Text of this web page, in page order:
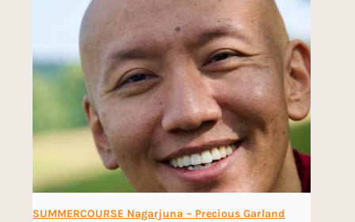
SUMMERCOURSE Nagarjuna – Precious Garland